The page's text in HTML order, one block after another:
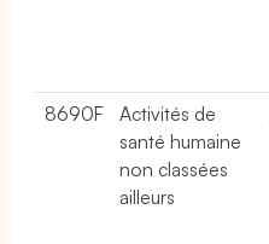
8690F
Activités de
santé humaine
non classées
ailleurs